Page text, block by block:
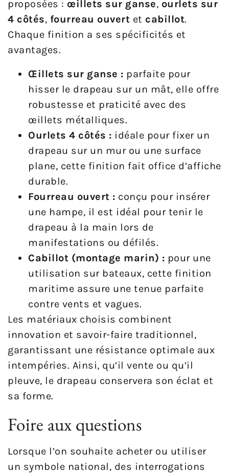
proposées : œillets sur ganse, ourlets sur
4 côtés, fourreau ouvert et cabillot.
Chaque finition a ses spécificités et
avantages.
Œillets sur ganse : parfaite pour
hisser le drapeau sur un mât, elle offre
robustesse et praticité avec des
œillets métalliques.
Ourlets 4 côtés : idéale pour fixer un
drapeau sur un mur ou une surface
plane, cette finition fait office d’affiche
durable.
Fourreau ouvert : conçu pour insérer
une hampe, il est idéal pour tenir le
drapeau à la main lors de
manifestations ou défilés.
Cabillot (montage marin) : pour une
utilisation sur bateaux, cette finition
maritime assure une tenue parfaite
contre vents et vagues.
Les matériaux choisis combinent
innovation et savoir-faire traditionnel,
garantissant une résistance optimale aux
intempéries. Ainsi, qu’il vente ou qu’il
pleuve, le drapeau conservera son éclat et
sa forme.
Foire aux questions
Lorsque l’on souhaite acheter ou utiliser
un symbole national, des interrogations